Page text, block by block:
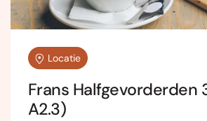
Locatie
Frans Halfgevorderden
A2.3)